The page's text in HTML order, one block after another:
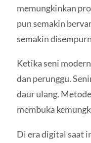
memungkinkan
pun semakin
semakin
Ketika seni
dan perunggu.
daur ulang.
membuka
Di era digital saat